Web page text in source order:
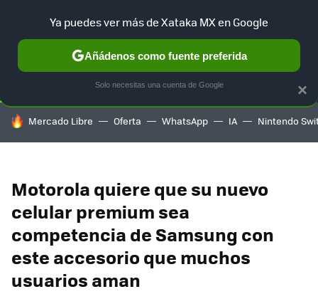
SELECCIÓN GAMING HOME AUTO TERRITORIO
HOY SE HABLA DE
Mercado Libre Oferta WhatsApp IA Nintendo
Motorola quiere que su nuevo
celular premium sea
competencia de Samsung con
este accesorio que muchos
usuarios aman
×
Ya puedes ver más de Xataka MX en Google
Añádenos como fuente preferida
Solo necesitas una cuenta de Google